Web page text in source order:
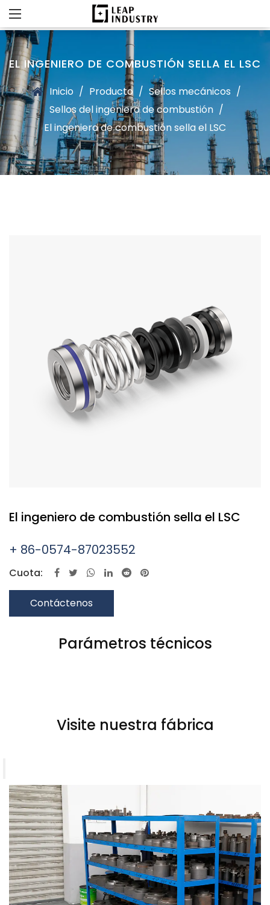
EL INGENIERO DE COMBUSTIÓN SELLA EL LSC
Inicio / Producto / Sellos mecánicos /
Sellos del ingeniero de combustión /
El ingeniero de combustión sella el LSC
El ingeniero de combustión sella el LSC
+ 86-0574-87023552
Cuota:
Contáctenos
Parámetros técnicos
Visite nuestra fábrica